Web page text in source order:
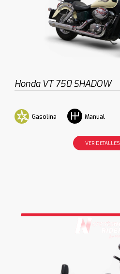
Honda VT 750 SHADOW
Gasolina Manual
VER DETALLES